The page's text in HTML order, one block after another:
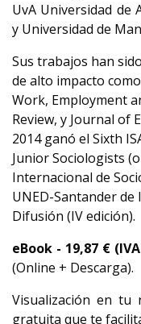
UvA Universidad de
y Universidad de
Sus trabajos han
de alto impacto
Work, Employment
Review, y Journal of
2014 ganó el Sixth
Junior Sociologists
Internacional de
UNED-Santander
Difusión (IV edición).
eBook - 19,87 €
(Online + Descarga).
Visualización en tu
gratuita que te